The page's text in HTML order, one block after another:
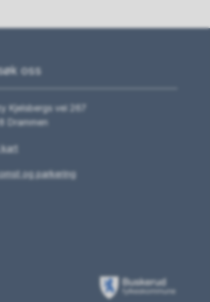
oss
Kjelsbergs vei 267
Drammen
kart
og parkering
Buskerud